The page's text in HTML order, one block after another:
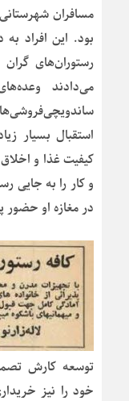
مسافران
بود. این افراد به
رستوران‌های
می‌دادند
ساندویچی‌فروشی‌ها
استقبال بسیار
کیفیت غذا و
و کار را به جایی
در مغازه او حضور
توسعه کارش
خود را نیز